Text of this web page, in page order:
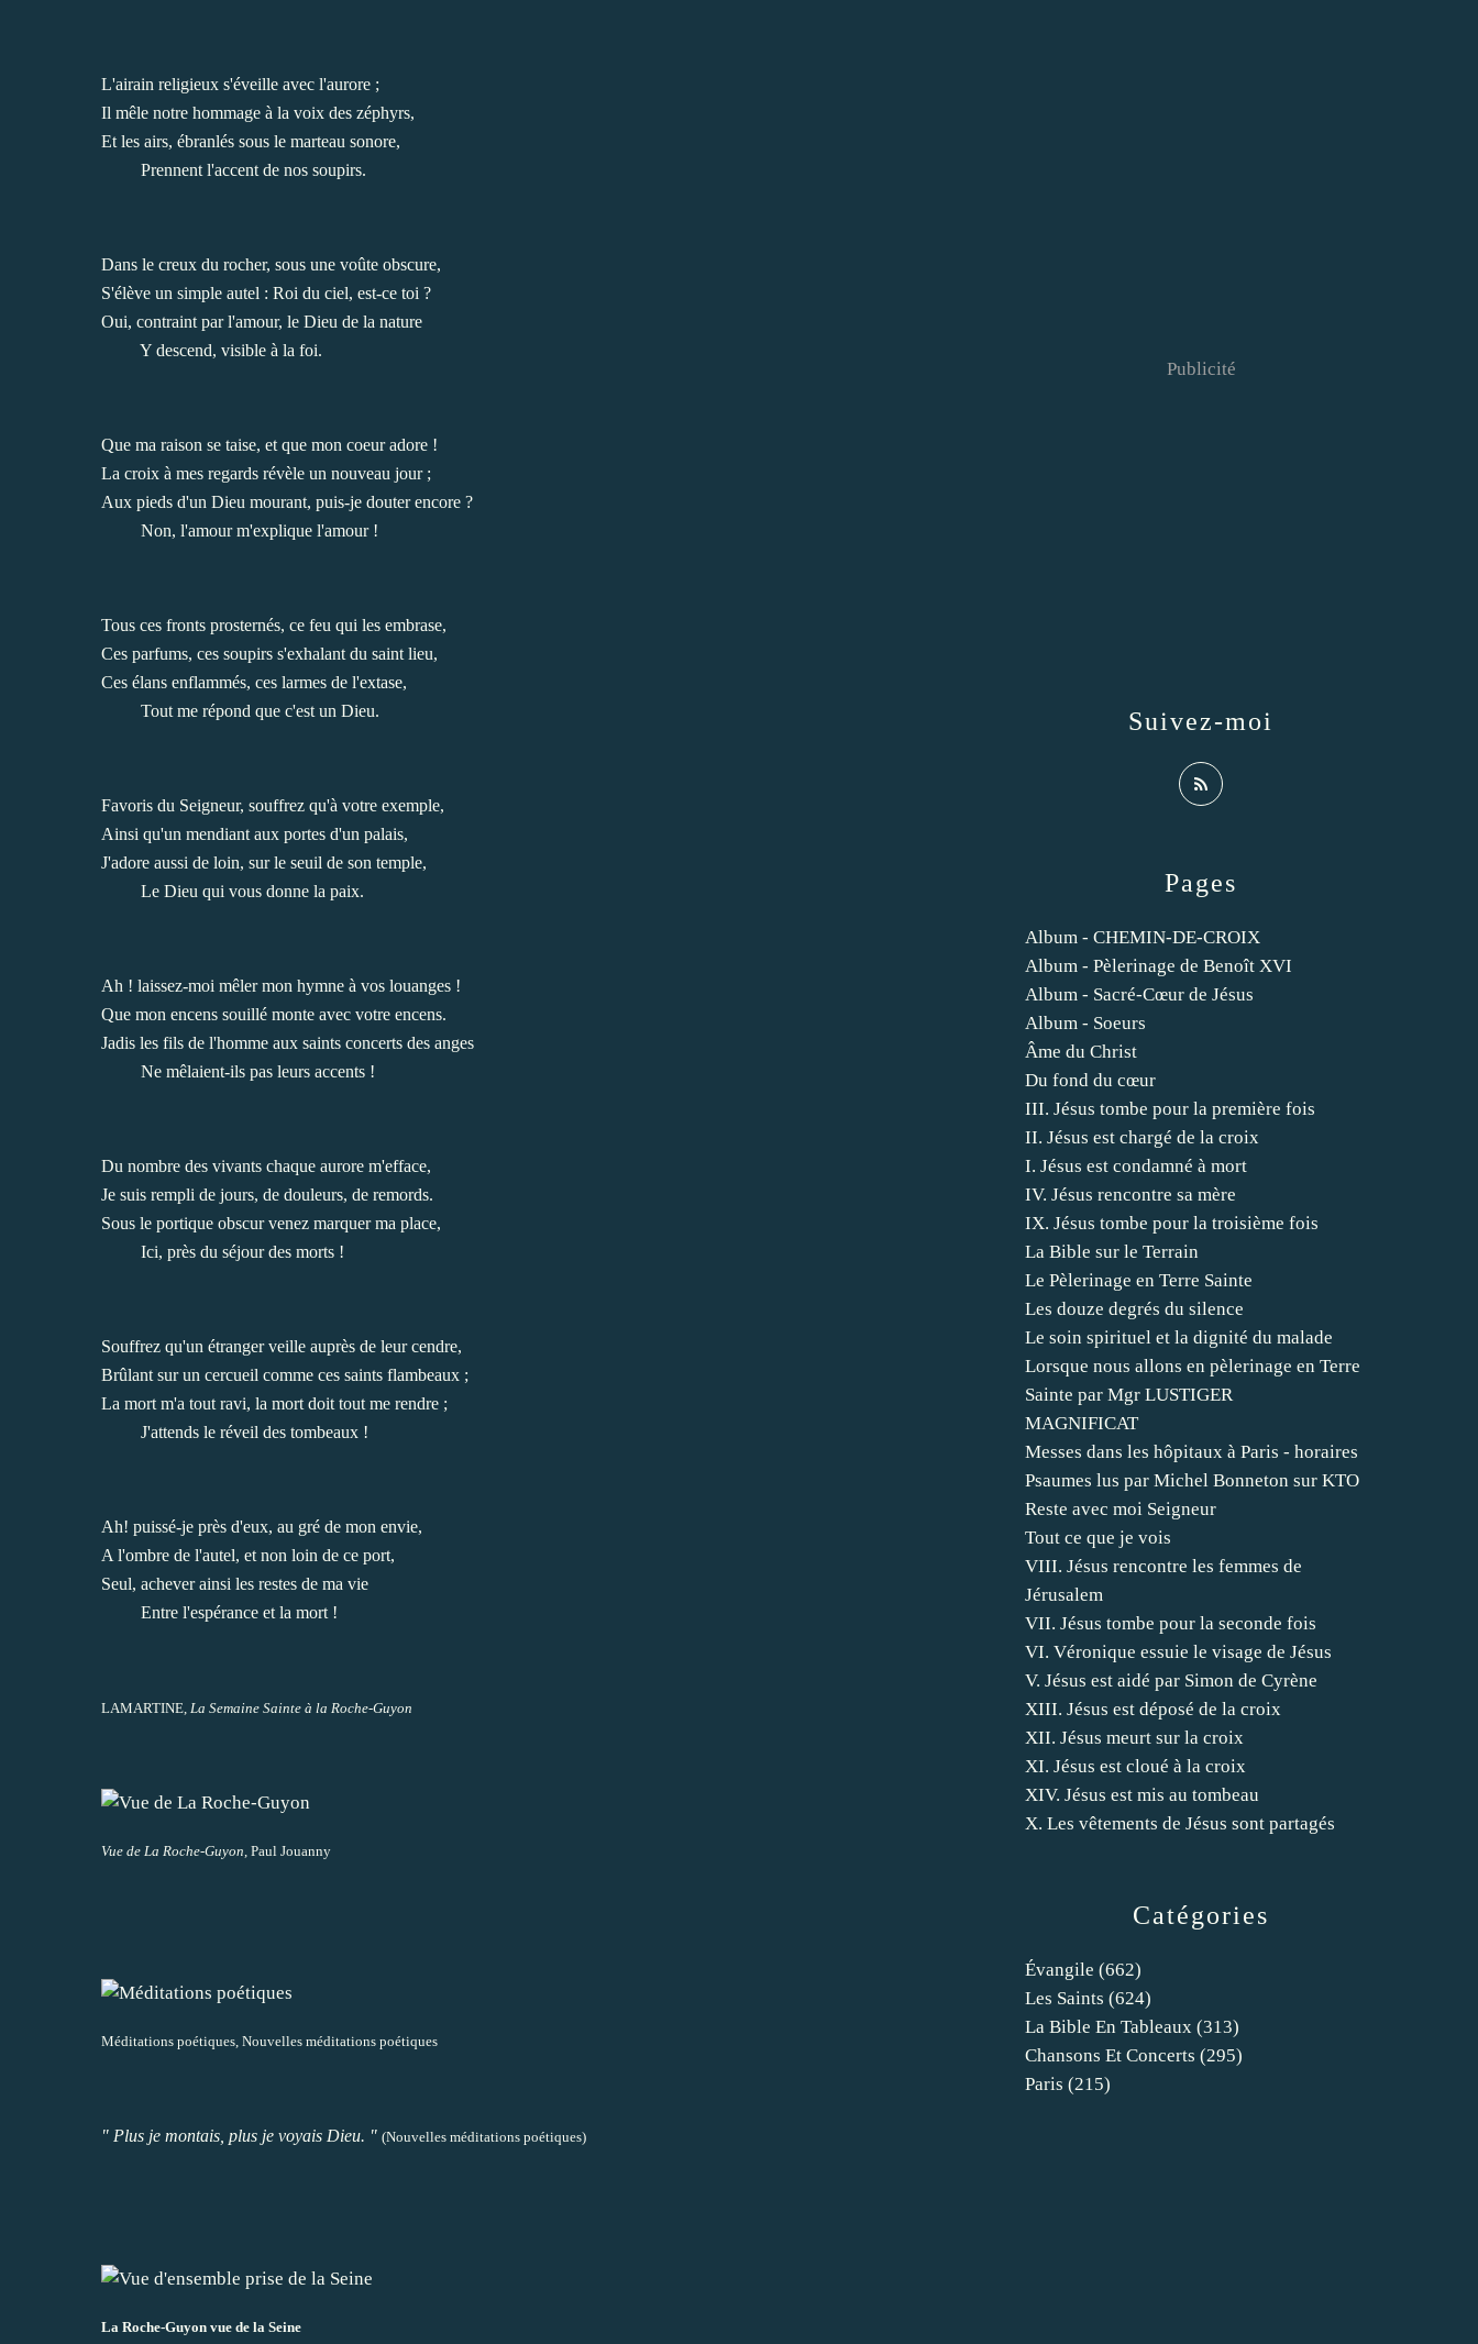
L'airain religieux s'éveille avec l'aurore ;
Il mêle notre hommage à la voix des zéphyrs,
Et les airs, ébranlés sous le marteau sonore,
Prennent l'accent de nos soupirs.
Dans le creux du rocher, sous une voûte obscure,
S'élève un simple autel : Roi du ciel, est-ce toi ?
Oui, contraint par l'amour, le Dieu de la nature
Y descend, visible à la foi.
Que ma raison se taise, et que mon coeur adore !
La croix à mes regards révèle un nouveau jour ;
Aux pieds d'un Dieu mourant, puis-je douter encore ?
Non, l'amour m'explique l'amour !
Tous ces fronts prosternés, ce feu qui les embrase,
Ces parfums, ces soupirs s'exhalant du saint lieu,
Ces élans enflammés, ces larmes de l'extase,
Tout me répond que c'est un Dieu.
Favoris du Seigneur, souffrez qu'à votre exemple,
Ainsi qu'un mendiant aux portes d'un palais,
J'adore aussi de loin, sur le seuil de son temple,
Le Dieu qui vous donne la paix.
Ah ! laissez-moi mêler mon hymne à vos louanges !
Que mon encens souillé monte avec votre encens.
Jadis les fils de l'homme aux saints concerts des anges
Ne mêlaient-ils pas leurs accents !
Du nombre des vivants chaque aurore m'efface,
Je suis rempli de jours, de douleurs, de remords.
Sous le portique obscur venez marquer ma place,
Ici, près du séjour des morts !
Souffrez qu'un étranger veille auprès de leur cendre,
Brûlant sur un cercueil comme ces saints flambeaux ;
La mort m'a tout ravi, la mort doit tout me rendre ;
J'attends le réveil des tombeaux !
Ah! puissé-je près d'eux, au gré de mon envie,
A l'ombre de l'autel, et non loin de ce port,
Seul, achever ainsi les restes de ma vie
Entre l'espérance et la mort !
LAMARTINE, La Semaine Sainte à la Roche-Guyon
Vue de La Roche-Guyon , Paul Jouanny
Méditations poétiques, Nouvelles méditations poétiques
" Plus je montais, plus je voyais Dieu. " (Nouvelles méditations poétiques)
La Roche-Guyon vue de la Seine
Catégories
Évangile (662)
Les Saints (624)
La Bible En Tableaux (313)
Chansons Et Concerts (295)
Paris (215)
Pages
Album - CHEMIN-DE-CROIX
Album - Pèlerinage de Benoît XVI
Album - Sacré-Cœur de Jésus
Album - Soeurs
Âme du Christ
Du fond du cœur
III. Jésus tombe pour la première fois
II. Jésus est chargé de la croix
I. Jésus est condamné à mort
IV. Jésus rencontre sa mère
IX. Jésus tombe pour la troisième fois
La Bible sur le Terrain
Le Pèlerinage en Terre Sainte
Les douze degrés du silence
Le soin spirituel et la dignité du malade
Lorsque nous allons en pèlerinage en Terre
Sainte par Mgr LUSTIGER
MAGNIFICAT
Messes dans les hôpitaux à Paris - horaires
Psaumes lus par Michel Bonneton sur KTO
Reste avec moi Seigneur
Tout ce que je vois
VIII. Jésus rencontre les femmes de
Jérusalem
VII. Jésus tombe pour la seconde fois
VI. Véronique essuie le visage de Jésus
V. Jésus est aidé par Simon de Cyrène
XIII. Jésus est déposé de la croix
XII. Jésus meurt sur la croix
XI. Jésus est cloué à la croix
XIV. Jésus est mis au tombeau
X. Les vêtements de Jésus sont partagés
Suivez-moi
Publicité